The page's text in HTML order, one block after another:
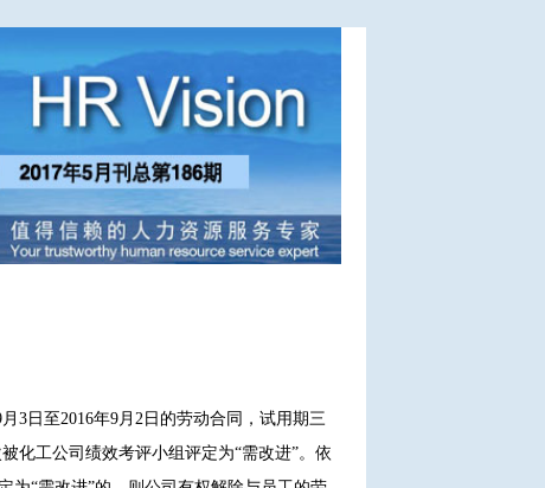
3日至2016年9月2日的劳动合同，试用期三
化工公司绩效考评小组评定为“需改进”。依